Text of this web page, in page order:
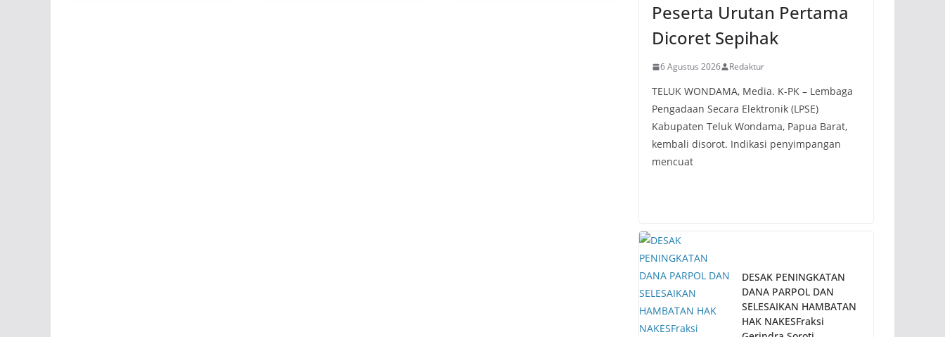
Peserta Urutan Pertama
Dicoret Sepihak
6 Agustus 2026 Redaktur
TELUK WONDAMA, Media. K-PK – Lembaga
Pengadaan Secara Elektronik (LPSE)
Kabupaten Teluk Wondama, Papua Barat,
kembali disorot. Indikasi penyimpangan
mencuat
DESAK PENINGKATAN
DANA PARPOL DAN
SELESAIKAN HAMBATAN
HAK NAKESFraksi